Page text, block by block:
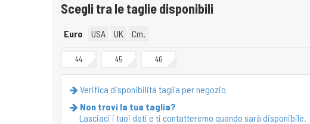
Scegli tra le taglie disponibili
Euro USA UK Cm.
44 45 46
Verifica disponibilità taglia per negozio
Non trovi la tua taglia?
Lasciaci i tuoi dati e ti contatteremo quando sarà disponibile.